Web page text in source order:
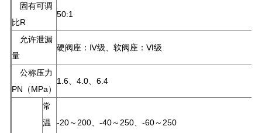
固有可调
比R
50:1
允许泄漏
量
硬阀座：Ⅳ级、软阀座：Ⅵ级
公称压力
PN（MPa）
1.6、4.0、6.4
常
温
-20～200、-40～250、-60～250